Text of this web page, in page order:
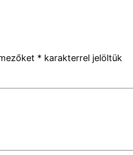
* karakterrel jelöltük